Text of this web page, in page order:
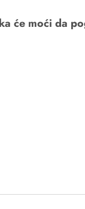
će moći da